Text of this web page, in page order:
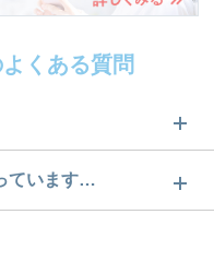
くある質問
件です。どのような
みてください。
ています…